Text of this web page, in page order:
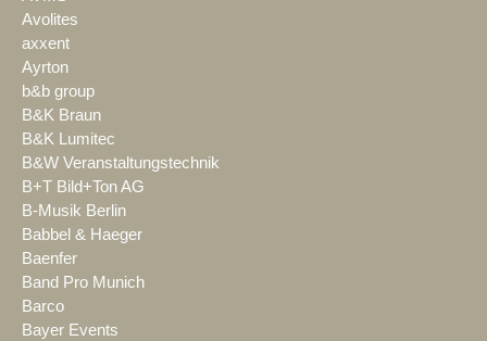
Avolites
axxent
Ayrton
b&b group
B&K Braun
B&K Lumitec
B&W Veranstaltungstechnik
B+T Bild+Ton AG
B-Musik Berlin
Babbel & Haeger
Baenfer
Band Pro Munich
Barco
Bayer Events